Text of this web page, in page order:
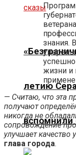
летию
вспомнили
знания.
успешно
жизни и
— Считаю, что эта
получают
никогда не
сопровождение
улучшает
глава города.